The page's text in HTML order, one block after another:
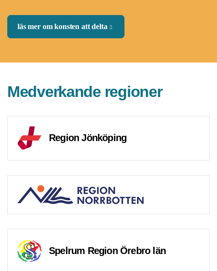
läs mer om konsten att delta
Medverkande regioner
Region Jönköping
Spelrum Region Örebro län